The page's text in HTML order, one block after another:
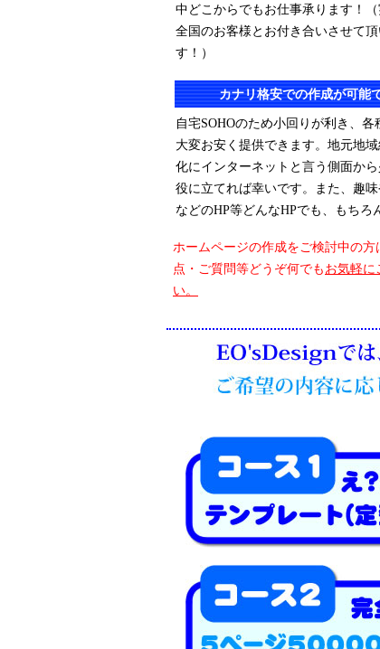
中どこからでもお仕事承ります！
全国のお客様とお付き合いさせて頂
す！）
カナリ格安での作成が可能
自宅SOHOのため小回りが利き、各
大変お安く提供できます。地元地
化にインターネットと言う側面か
役に立てれば幸いです。また、趣
などのHP等どんなHPでも、もちろ
ホームページの作成をご検討中の方
点・ご質問等どうぞ何でもお気軽に
い。